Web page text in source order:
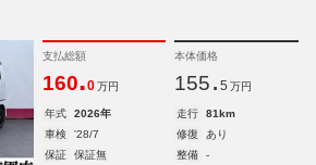
支払総額
160.0 万円
本体価格
155. 5 万円
年式 2026年 走行
81km
車検
'28/7 修復
あり
保証
保証無 整備
-